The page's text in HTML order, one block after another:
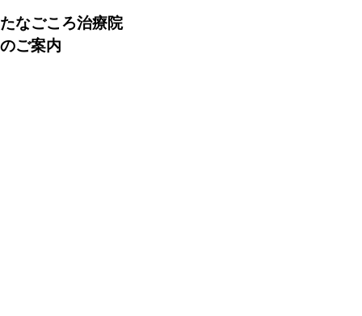
たなごころ治療院
のご案内